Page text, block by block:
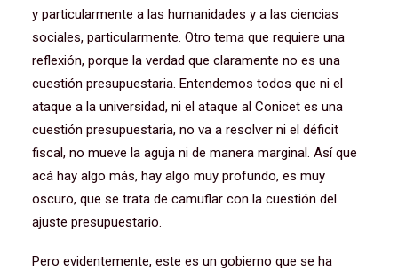
y particularmente a las humanidades y a las ciencias
sociales, particularmente. Otro tema que requiere una
reflexión, porque la verdad que claramente no es una
cuestión presupuestaria. Entendemos todos que ni el
ataque a la universidad, ni el ataque al Conicet es una
cuestión presupuestaria, no va a resolver ni el déficit
fiscal, no mueve la aguja ni de manera marginal. Así que
acá hay algo más, hay algo muy profundo, es muy
oscuro, que se trata de camuflar con la cuestión del
ajuste presupuestario.
Pero evidentemente, este es un gobierno que se ha